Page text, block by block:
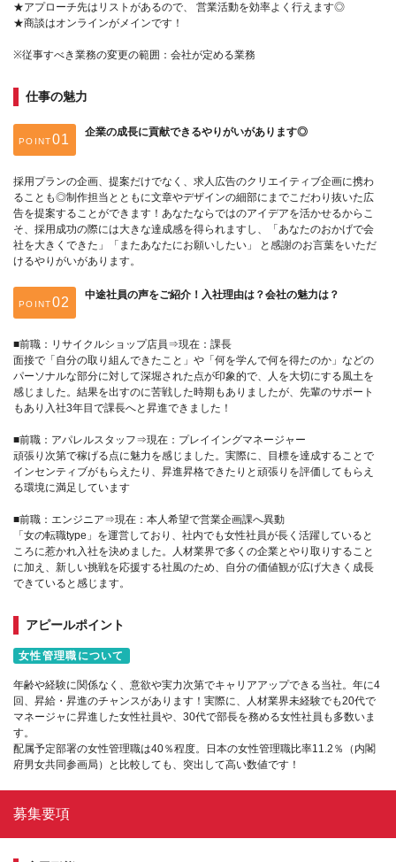
★アプローチ先はリストがあるので、 営業活動を効率よく行えます◎
★商談はオンラインがメインです！
※従事すべき業務の変更の範囲：会社が定める業務
仕事の魅力
POINT
企業の成長に貢献できるやりがいがあります◎
採用プランの企画、提案だけでなく、求人広告のクリエイティブ企画に携わ
ることも◎制作担当とともに文章やデザインの細部にまでこだわり抜いた広
告を提案することができます！あなたならではのアイデアを活かせるからこ
そ、採用成功の際には大きな達成感を得られますし、「あなたのおかげで会
社を大きくできた」「またあなたにお願いしたい」 と感謝のお言葉をいただ
けるやりがいがあります。
POINT
中途社員の声をご紹介！入社理由は？会社の魅力は？
■前職：リサイクルショップ店員⇒現在：課長
面接で「自分の取り組んできたこと」や「何を学んで何を得たのか」などの
パーソナルな部分に対して深堀された点が印象的で、人を大切にする風土を
感じました。結果を出すのに苦戦した時期もありましたが、先輩のサポート
もあり入社3年目で課長へと昇進できました！
■前職：アパレルスタッフ⇒現在：プレイイングマネージャー
頑張り次第で稼げる点に魅力を感じました。実際に、目標を達成することで
インセンティブがもらえたり、昇進昇格できたりと頑張りを評価してもらえ
る環境に満足しています
■前職：エンジニア⇒現在：本人希望で営業企画課へ異動
「女の転職type」を運営しており、社内でも女性社員が長く活躍していると
ころに惹かれ入社を決めました。人材業界で多くの企業とやり取りすること
に加え、新しい挑戦を応援する社風のため、自分の価値観が広げ大きく成長
できていると感じます。
アピールポイント
女性管理職について
年齢や経験に関係なく、意欲や実力次第でキャリアアップできる当社。年に4
回、昇給・昇進のチャンスがあります！実際に、人材業界未経験でも20代で
マネージャに昇進した女性社員や、30代で部長を務める女性社員も多数いま
す。
配属予定部署の女性管理職は40％程度。日本の女性管理職比率11.2％（内閣
府男女共同参画局）と比較しても、突出して高い数値です！
募集要項